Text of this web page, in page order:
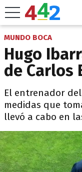
MUNDO BOCA
Hugo
de Carlos
El entrenador
medidas que
llevó a cabo en